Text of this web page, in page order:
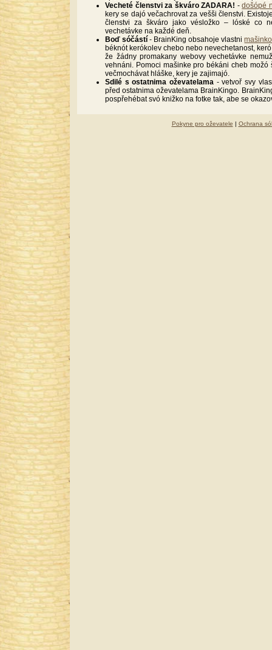
Vecheté členstvi za škváro ZADARA! -došópé
kery se dajó večachrovat za vešši členstvi.
členstvi za škváro jako vésložko – lóské co
vechetávke na každé deň.
Boď sóčástí - BrainKing obsahoje vlastni
béknót kerókolev chebo nebo nevechetanost,
že žádny promakany webovy vechetávke
vehnáni. Pomoci mašinke pro békáni cheb
večmochávat hláške, kery je zajimajó.
Sdilé s ostatnima oževatelama - vetvoř svy
před ostatnima oževatelama BrainKingo.
pospřehébat svó knižko na fotke tak, abe se
Pokyne pro oževatele | Ochrana